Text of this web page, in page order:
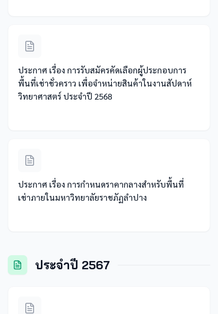
ประกาศ เรื่อง การรับสมัครคัดเลือกผู้ประกอบการ
พื้นที่เช่าชั่วคราว เพื่อจำหน่ายสินค้าในงานสัปดาห์
วิทยาศาสตร์ ประจำปี 2568
ประกาศ เรื่อง การกำหนดราคากลางสำหรับพื้นที่
เช่าภายในมหาวิทยาลัยราชภัฏลำปาง
ประจำปี 2567